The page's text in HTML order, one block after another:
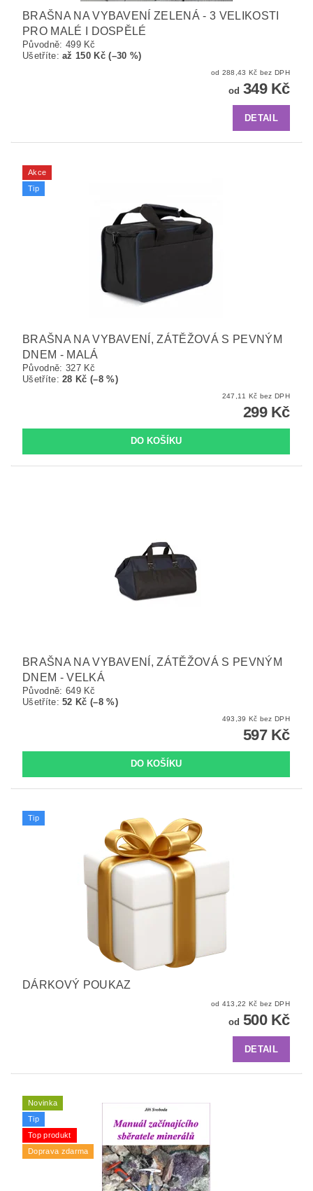
BRAŠNA NA VYBAVENÍ ZELENÁ - 3 VELIKOSTI
PRO MALÉ I DOSPĚLÉ
Původně: 499 Kč
Ušetříte:až 150 Kč (–30 %)
od 288,43 Kč bez DPH
od 349 Kč
DETAIL
Akce
Tip
BRAŠNA NA VYBAVENÍ, ZÁTĚŽOVÁ S PEVNÝM
DNEM - MALÁ
Původně: 327 Kč
Ušetříte:28 Kč (–8 %)
247,11 Kč bez DPH
299 Kč
BRAŠNA NA VYBAVENÍ, ZÁTĚŽOVÁ S PEVNÝM
DNEM - VELKÁ
Původně: 649 Kč
Ušetříte:52 Kč (–8 %)
493,39 Kč bez DPH
597 Kč
Tip
DÁRKOVÝ POUKAZ
od 413,22 Kč bez DPH
od 500 Kč
DETAIL
Novinka
Tip
Top produkt
Doprava zdarma